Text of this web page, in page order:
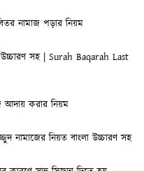
নামাজ পড়ার নিয়ম
সহ | Surah Baqarah Last
আদায় করার নিয়ম
নামাজের নিয়ত বাংলা উচ্চারণ সহ